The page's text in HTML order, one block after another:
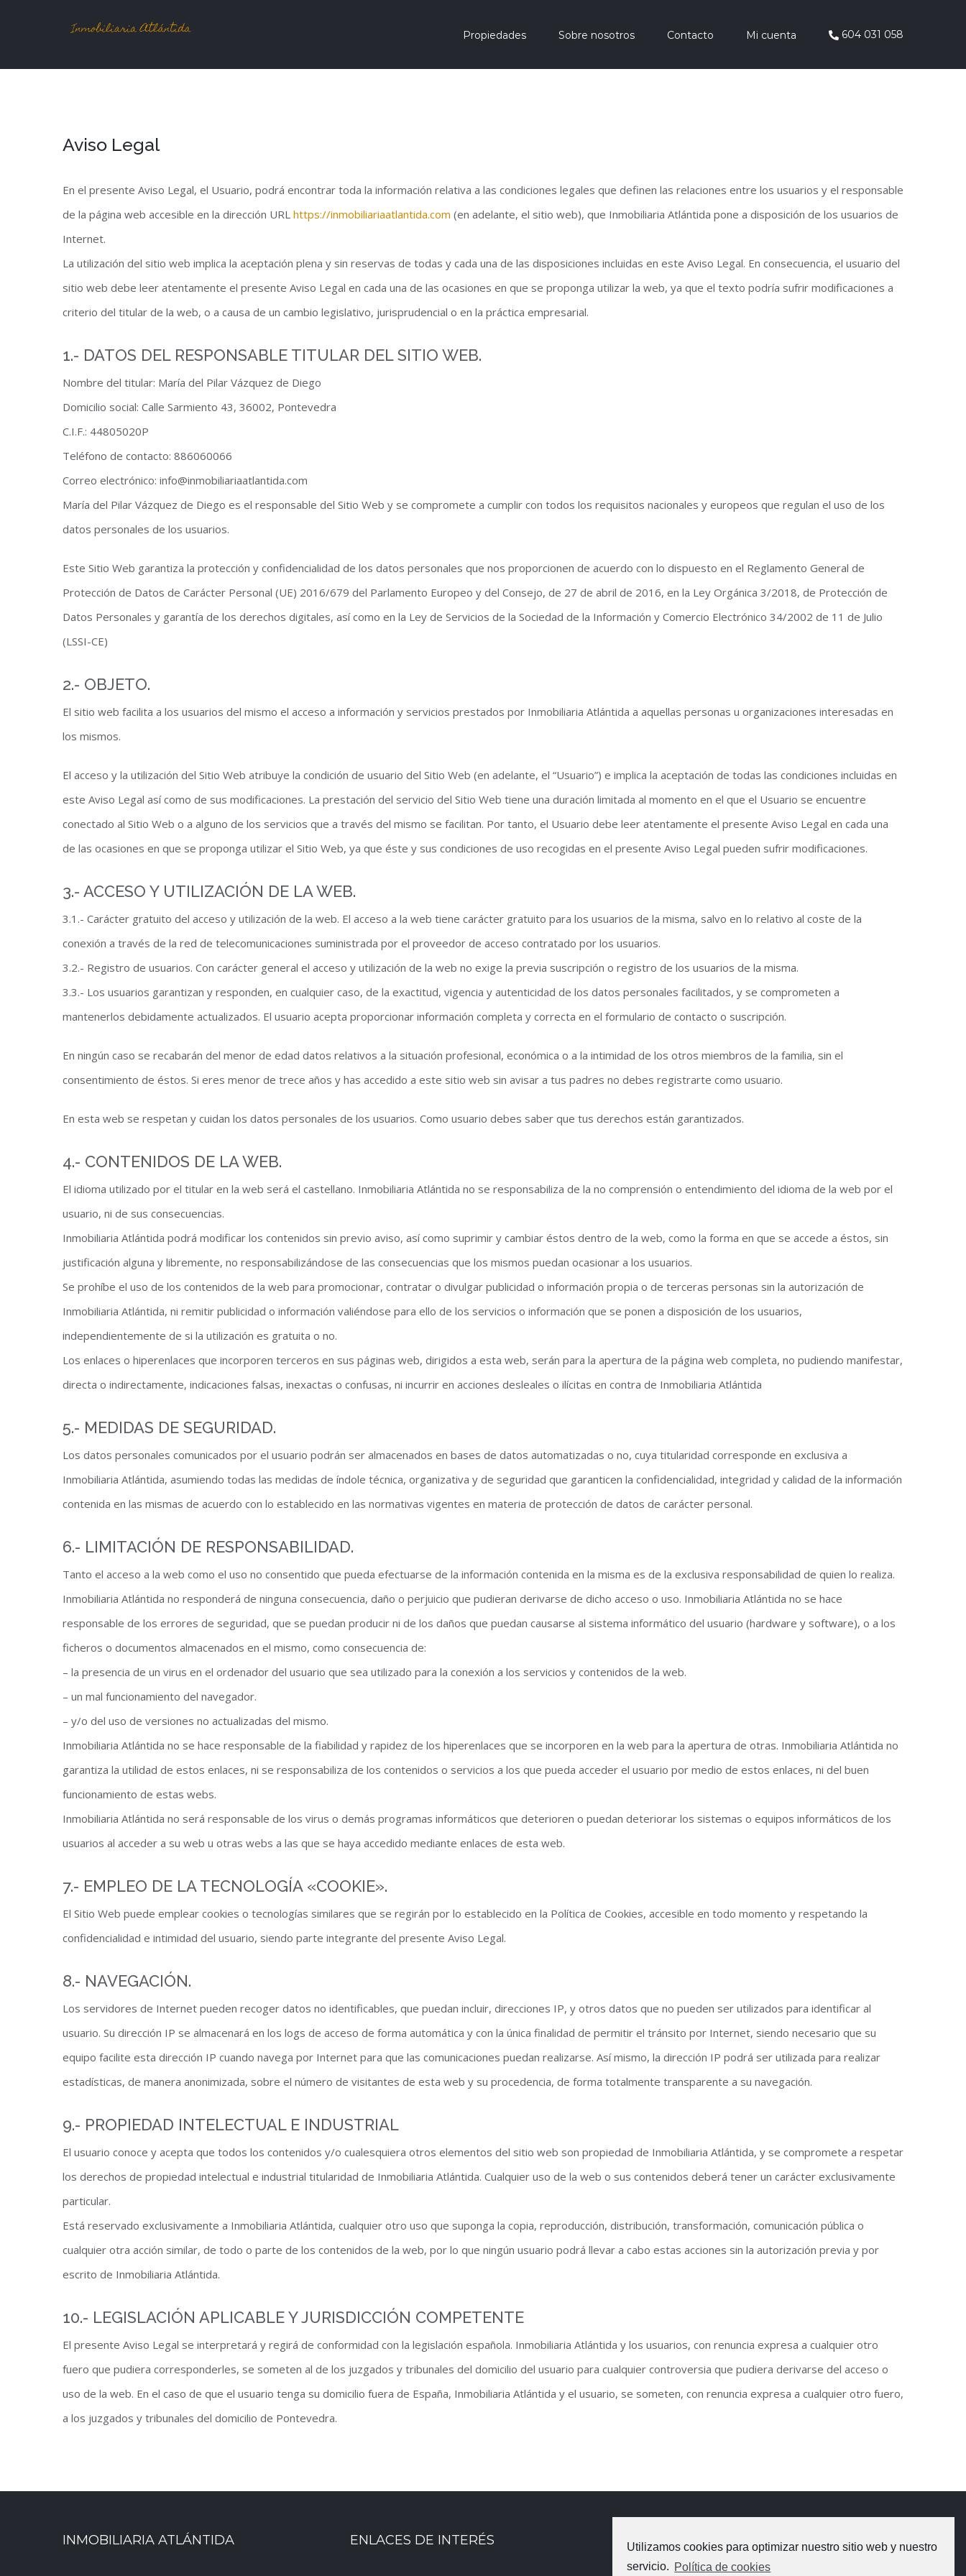
Propiedades Sobre nosotros Contacto Mi cuenta 604 031 058
Aviso Legal
En el presente Aviso Legal, el Usuario, podrá encontrar toda la información relativa a las condiciones legales que definen las relaciones entre los usuarios y el responsable
de la página web accesible en la dirección URL https://inmobiliariaatlantida.com (en adelante, el sitio web), que Inmobiliaria Atlántida pone a disposición de los usuarios de
Internet.
La utilización del sitio web implica la aceptación plena y sin reservas de todas y cada una de las disposiciones incluidas en este Aviso Legal. En consecuencia, el usuario del
sitio web debe leer atentamente el presente Aviso Legal en cada una de las ocasiones en que se proponga utilizar la web, ya que el texto podría sufrir modificaciones a
criterio del titular de la web, o a causa de un cambio legislativo, jurisprudencial o en la práctica empresarial.
1.- DATOS DEL RESPONSABLE TITULAR DEL SITIO WEB.
Nombre del titular: María del Pilar Vázquez de Diego
Domicilio social: Calle Sarmiento 43, 36002, Pontevedra
C.I.F.: 44805020P
Teléfono de contacto: 886060066
Correo electrónico: info@inmobiliariaatlantida.com
María del Pilar Vázquez de Diego es el responsable del Sitio Web y se compromete a cumplir con todos los requisitos nacionales y europeos que regulan el uso de los
datos personales de los usuarios.
Este Sitio Web garantiza la protección y confidencialidad de los datos personales que nos proporcionen de acuerdo con lo dispuesto en el Reglamento General de
Protección de Datos de Carácter Personal (UE) 2016/679 del Parlamento Europeo y del Consejo, de 27 de abril de 2016, en la Ley Orgánica 3/2018, de Protección de
Datos Personales y garantía de los derechos digitales, así como en la Ley de Servicios de la Sociedad de la Información y Comercio Electrónico 34/2002 de 11 de Julio
(LSSI-CE)
2.- OBJETO.
El sitio web facilita a los usuarios del mismo el acceso a información y servicios prestados por Inmobiliaria Atlántida a aquellas personas u organizaciones interesadas en
los mismos.
El acceso y la utilización del Sitio Web atribuye la condición de usuario del Sitio Web (en adelante, el “Usuario”) e implica la aceptación de todas las condiciones incluidas en
este Aviso Legal así como de sus modificaciones. La prestación del servicio del Sitio Web tiene una duración limitada al momento en el que el Usuario se encuentre
conectado al Sitio Web o a alguno de los servicios que a través del mismo se facilitan. Por tanto, el Usuario debe leer atentamente el presente Aviso Legal en cada una
de las ocasiones en que se proponga utilizar el Sitio Web, ya que éste y sus condiciones de uso recogidas en el presente Aviso Legal pueden sufrir modificaciones.
3.- ACCESO Y UTILIZACIÓN DE LA WEB.
3.1.- Carácter gratuito del acceso y utilización de la web. El acceso a la web tiene carácter gratuito para los usuarios de la misma, salvo en lo relativo al coste de la
conexión a través de la red de telecomunicaciones suministrada por el proveedor de acceso contratado por los usuarios.
3.2.- Registro de usuarios. Con carácter general el acceso y utilización de la web no exige la previa suscripción o registro de los usuarios de la misma.
3.3.- Los usuarios garantizan y responden, en cualquier caso, de la exactitud, vigencia y autenticidad de los datos personales facilitados, y se comprometen a
mantenerlos debidamente actualizados. El usuario acepta proporcionar información completa y correcta en el formulario de contacto o suscripción.
En ningún caso se recabarán del menor de edad datos relativos a la situación profesional, económica o a la intimidad de los otros miembros de la familia, sin el
consentimiento de éstos. Si eres menor de trece años y has accedido a este sitio web sin avisar a tus padres no debes registrarte como usuario.
En esta web se respetan y cuidan los datos personales de los usuarios. Como usuario debes saber que tus derechos están garantizados.
4.- CONTENIDOS DE LA WEB.
El idioma utilizado por el titular en la web será el castellano. Inmobiliaria Atlántida no se responsabiliza de la no comprensión o entendimiento del idioma de la web por el
usuario, ni de sus consecuencias.
Inmobiliaria Atlántida podrá modificar los contenidos sin previo aviso, así como suprimir y cambiar éstos dentro de la web, como la forma en que se accede a éstos, sin
justificación alguna y libremente, no responsabilizándose de las consecuencias que los mismos puedan ocasionar a los usuarios.
Se prohíbe el uso de los contenidos de la web para promocionar, contratar o divulgar publicidad o información propia o de terceras personas sin la autorización de
Inmobiliaria Atlántida, ni remitir publicidad o información valiéndose para ello de los servicios o información que se ponen a disposición de los usuarios,
independientemente de si la utilización es gratuita o no.
Los enlaces o hiperenlaces que incorporen terceros en sus páginas web, dirigidos a esta web, serán para la apertura de la página web completa, no pudiendo manifestar,
directa o indirectamente, indicaciones falsas, inexactas o confusas, ni incurrir en acciones desleales o ilícitas en contra de Inmobiliaria Atlántida
5.- MEDIDAS DE SEGURIDAD.
Los datos personales comunicados por el usuario podrán ser almacenados en bases de datos automatizadas o no, cuya titularidad corresponde en exclusiva a
Inmobiliaria Atlántida, asumiendo todas las medidas de índole técnica, organizativa y de seguridad que garanticen la confidencialidad, integridad y calidad de la información
contenida en las mismas de acuerdo con lo establecido en las normativas vigentes en materia de protección de datos de carácter personal.
6.- LIMITACIÓN DE RESPONSABILIDAD.
Tanto el acceso a la web como el uso no consentido que pueda efectuarse de la información contenida en la misma es de la exclusiva responsabilidad de quien lo realiza.
Inmobiliaria Atlántida no responderá de ninguna consecuencia, daño o perjuicio que pudieran derivarse de dicho acceso o uso. Inmobiliaria Atlántida no se hace
responsable de los errores de seguridad, que se puedan producir ni de los daños que puedan causarse al sistema informático del usuario (hardware y software), o a los
ficheros o documentos almacenados en el mismo, como consecuencia de:
– la presencia de un virus en el ordenador del usuario que sea utilizado para la conexión a los servicios y contenidos de la web.
– un mal funcionamiento del navegador.
– y/o del uso de versiones no actualizadas del mismo.
Inmobiliaria Atlántida no se hace responsable de la fiabilidad y rapidez de los hiperenlaces que se incorporen en la web para la apertura de otras. Inmobiliaria Atlántida no
garantiza la utilidad de estos enlaces, ni se responsabiliza de los contenidos o servicios a los que pueda acceder el usuario por medio de estos enlaces, ni del buen
funcionamiento de estas webs.
Inmobiliaria Atlántida no será responsable de los virus o demás programas informáticos que deterioren o puedan deteriorar los sistemas o equipos informáticos de los
usuarios al acceder a su web u otras webs a las que se haya accedido mediante enlaces de esta web.
7.- EMPLEO DE LA TECNOLOGÍA «COOKIE».
El Sitio Web puede emplear cookies o tecnologías similares que se regirán por lo establecido en la Política de Cookies, accesible en todo momento y respetando la
confidencialidad e intimidad del usuario, siendo parte integrante del presente Aviso Legal.
8.- NAVEGACIÓN.
Los servidores de Internet pueden recoger datos no identificables, que puedan incluir, direcciones IP, y otros datos que no pueden ser utilizados para identificar al
usuario. Su dirección IP se almacenará en los logs de acceso de forma automática y con la única finalidad de permitir el tránsito por Internet, siendo necesario que su
equipo facilite esta dirección IP cuando navega por Internet para que las comunicaciones puedan realizarse. Así mismo, la dirección IP podrá ser utilizada para realizar
estadísticas, de manera anonimizada, sobre el número de visitantes de esta web y su procedencia, de forma totalmente transparente a su navegación.
9.- PROPIEDAD INTELECTUAL E INDUSTRIAL
El usuario conoce y acepta que todos los contenidos y/o cualesquiera otros elementos del sitio web son propiedad de Inmobiliaria Atlántida, y se compromete a respetar
los derechos de propiedad intelectual e industrial titularidad de Inmobiliaria Atlántida. Cualquier uso de la web o sus contenidos deberá tener un carácter exclusivamente
particular.
Está reservado exclusivamente a Inmobiliaria Atlántida, cualquier otro uso que suponga la copia, reproducción, distribución, transformación, comunicación pública o
cualquier otra acción similar, de todo o parte de los contenidos de la web, por lo que ningún usuario podrá llevar a cabo estas acciones sin la autorización previa y por
escrito de Inmobiliaria Atlántida.
10.- LEGISLACIÓN APLICABLE Y JURISDICCIÓN COMPETENTE
El presente Aviso Legal se interpretará y regirá de conformidad con la legislación española. Inmobiliaria Atlántida y los usuarios, con renuncia expresa a cualquier otro
fuero que pudiera corresponderles, se someten al de los juzgados y tribunales del domicilio del usuario para cualquier controversia que pudiera derivarse del acceso o
uso de la web. En el caso de que el usuario tenga su domicilio fuera de España, Inmobiliaria Atlántida y el usuario, se someten, con renuncia expresa a cualquier otro fuero,
a los juzgados y tribunales del domicilio de Pontevedra.
INMOBILIARIA ATLÁNTIDA ENLACES DE INTERÉS DATOS DE CONTACTO
Utilizamos cookies para optimizar nuestro sitio web y nuestro
servicio. Política de cookies